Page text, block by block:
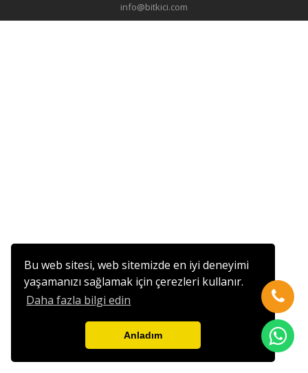
Bu web sitesi, web sitemizde en iyi deneyimi
yaşamanızı sağlamak için çerezleri kullanır.
Daha fazla bilgi edin
Anladım
info@bitkici.com